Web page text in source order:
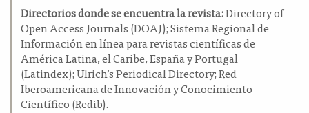
Directorios donde se encuentra la revista:Directory of
Open Access Journals (DOAJ); Sistema Regional de
Información en línea para revistas científicas de
América Latina, el Caribe, España y Portugal
(Latindex); Ulrich’s Periodical Directory; Red
Iberoamericana de Innovación y Conocimiento
Científico (Redib).